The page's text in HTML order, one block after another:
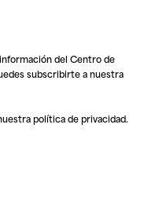
del Centro de
subscribirte a nuestra
política de privacidad.